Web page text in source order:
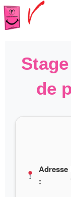
Aller
au
contenu
de
Adresse
: